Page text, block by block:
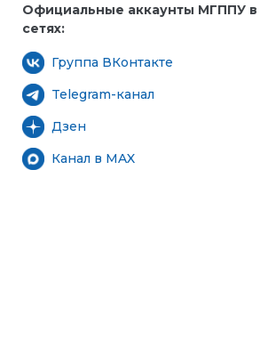
Официальные аккаунты МГППУ в
сетях:
Группа ВКонтакте
Telegram-канал
Дзен
Канал в MAX